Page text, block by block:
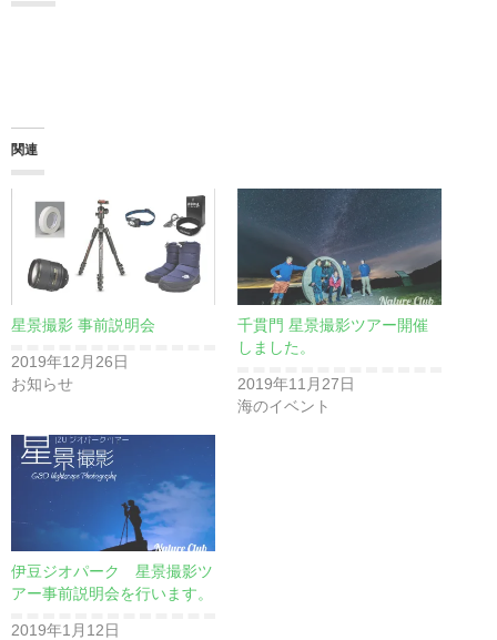
関連
星景撮影 事前説明会
2019年12月26日
お知らせ
千貫門 星景撮影ツアー開催
しました。
2019年11月27日
海のイベント
伊豆ジオパーク 星景撮影ツ
アー事前説明会を行います。
2019年1月12日